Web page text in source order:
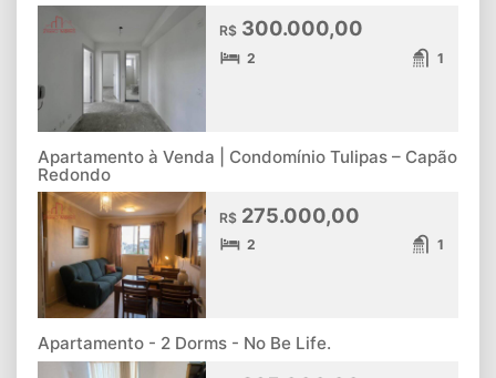
R$ 300.000,00
2 1
Apartamento à Venda | Condomínio Tulipas – Capão
Redondo
R$ 275.000,00
2 1
Apartamento - 2 Dorms - No Be Life.